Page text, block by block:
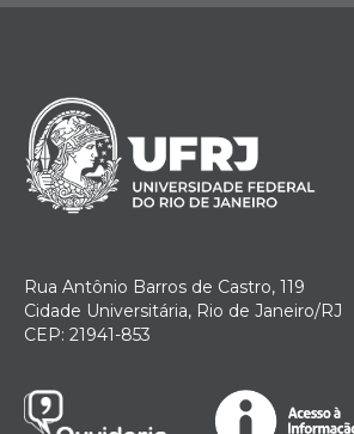
Rua Antônio Barros de Castro, 119
Cidade Universitária, Rio de Janeiro/RJ
CEP: 21941-853